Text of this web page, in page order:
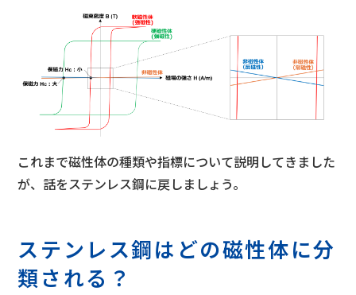
これまで磁性体の種類や指標について説明してきました
が、話をステンレス鋼に戻しましょう。
ステンレス鋼はどの磁性体に分
類される？